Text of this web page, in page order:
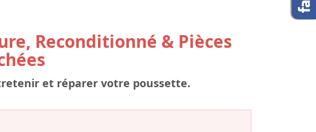
Reconditionné & Pièces
et réparer votre poussette.